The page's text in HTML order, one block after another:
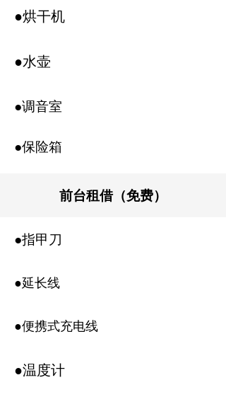
●烘干机
●水壶
●调音室
●保险箱
前台租借（免费）
●指甲刀
●延长线
●便携式充电线
●温度计